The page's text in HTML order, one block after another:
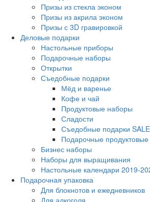
Призы из стекла эконом
Призы из акрила эконом
Призы с 3D гравировкой
Деловые подарки
Настольные приборы
Подарочные наборы
Открытки
Съедобные подарки
Мёд и варенье
Кофе и чай
Продуктовые наборы
Сладости
Съедобные подарки SALE
Подарочные
Бизнес наборы
Наборы для выращивания
Настольные календари 2019-
Подарочная упаковка
Для блокнотов и ежедневников
Для алкоголя